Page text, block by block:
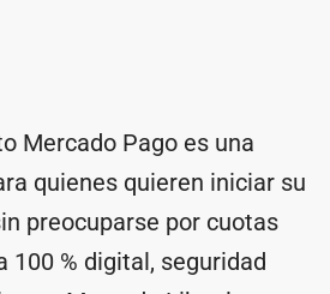
Mercado Pago es una
quienes quieren iniciar su
preocuparse por cuotas
100 % digital, seguridad